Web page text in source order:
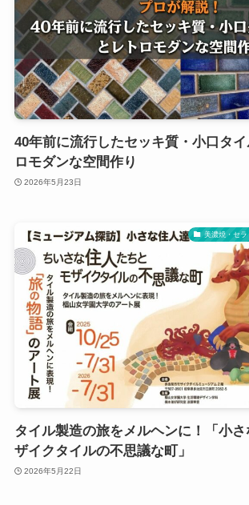
40年前に流行したセッキ質・小口タ
ロモダンな空間作り
2026年5月23日
美濃焼・セ
タイル製造の旅をメルヘンに！「小
ザイクタイルの不思議な町」
2026年5月22日